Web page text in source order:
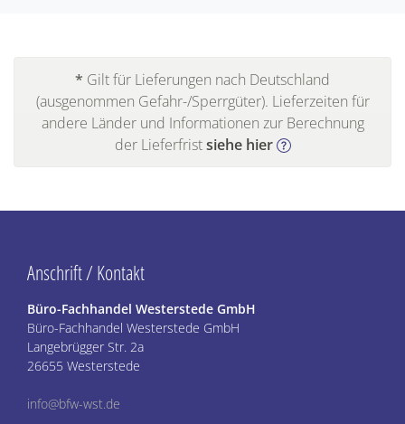
* Gilt für Lieferungen nach Deutschland
(ausgenommen Gefahr-/Sperrgüter). Lieferzeiten für
andere Länder und Informationen zur Berechnung
der Lieferfristsiehe hier
Anschrift / Kontakt
Büro-Fachhandel Westerstede GmbH
Büro-Fachhandel Westerstede GmbH
Langebrügger Str. 2a
26655 Westerstede
info@bfw-wst.de